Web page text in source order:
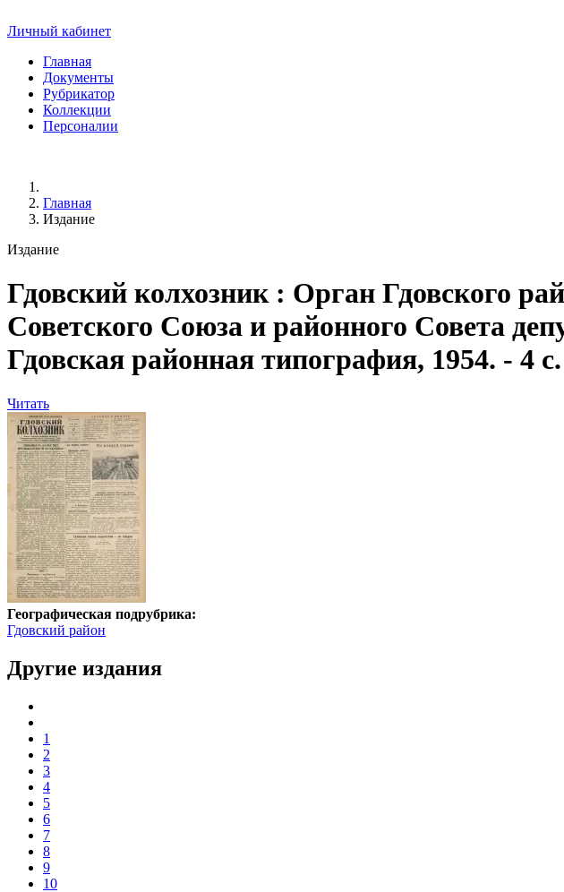
Личный кабинет
Главная
Документы
Рубрикатор
Коллекции
Персоналии
Главная
Издание
Издание
Гдовский колхозник: Орган Гдовского
Советского Союза и районного Совета
Гдовская районная типография, 1954. - 4
Читать
Географическая подрубрика:
Гдовский район
Другие издания
1
2
3
4
5
6
7
8
9
10